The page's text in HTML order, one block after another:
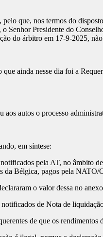
que, nos termos do
Senhor Presidente do
do árbitro em 17-9-2025,
ainda nesse dia foi a
aos autos o processo
em síntese:
pela AT, no âmbito
da Bélgica, pagos pela
o valor dessa no
de Nota de
de que os